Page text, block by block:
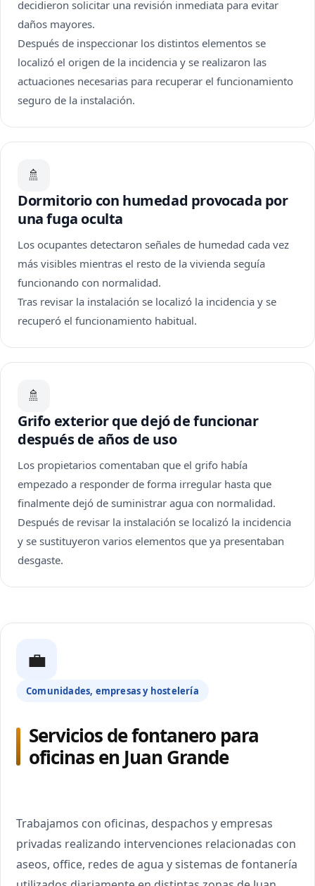
decidieron solicitar una revisión inmediata para evitar
daños mayores.
Después de inspeccionar los distintos elementos se
localizó el origen de la incidencia y se realizaron las
actuaciones necesarias para recuperar el funcionamiento
seguro de la instalación.
🚿
Dormitorio con humedad provocada por
una fuga oculta
Los ocupantes detectaron señales de humedad cada vez
más visibles mientras el resto de la vivienda seguía
funcionando con normalidad.
Tras revisar la instalación se localizó la incidencia y se
recuperó el funcionamiento habitual.
🚿
Grifo exterior que dejó de funcionar
después de años de uso
Los propietarios comentaban que el grifo había
empezado a responder de forma irregular hasta que
finalmente dejó de suministrar agua con normalidad.
Después de revisar la instalación se localizó la incidencia
y se sustituyeron varios elementos que ya presentaban
desgaste.
💼
Comunidades, empresas y hostelería
Servicios de fontanero para
oficinas en Juan Grande
Trabajamos con oficinas, despachos y empresas
privadas realizando intervenciones relacionadas con
aseos, office, redes de agua y sistemas de fontanería